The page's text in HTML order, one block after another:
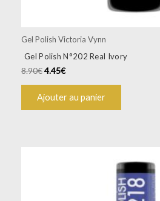
Gel Polish Victoria Vynn
Gel Polish N°202 Real Ivory
8.90€4.45€
Ajouter au panier